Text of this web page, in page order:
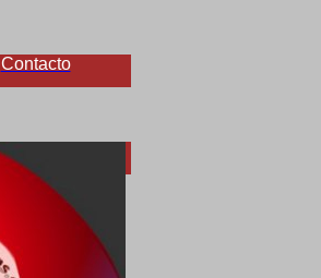
Contacto